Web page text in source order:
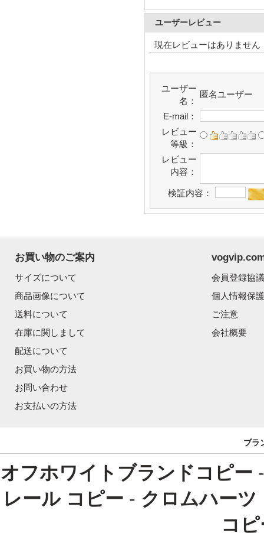
ユーザーレビュー
現在レビューはありません
ユーザー
名：
匿名ユーザー
E-mail：
レビュー
等級：
レビュー
内容：
検証内容：
お買い物のご案内
サイズについて
商品画像について
送料について
在庫に関しまして
配送について
お買い物の方法
お問い合わせ
お支払いの方法
会員登録協
個人情報保
ご注意
会社概要
ブラ
オフホワイトブランドコピー
レール コピー - クロムハーツ
コ